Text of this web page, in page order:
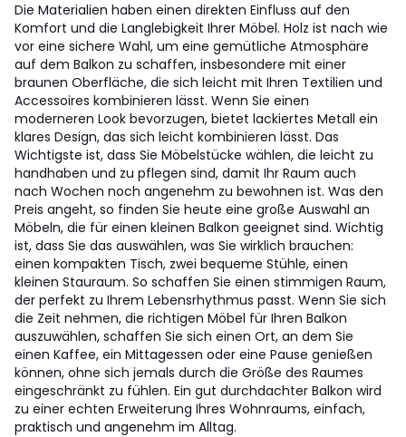
Die Materialien haben einen direkten Einfluss auf den
Komfort und die Langlebigkeit Ihrer Möbel. Holz ist nach wie
vor eine sichere Wahl, um eine gemütliche Atmosphäre
auf dem Balkon zu schaffen, insbesondere mit einer
braunen Oberfläche, die sich leicht mit Ihren Textilien und
Accessoires kombinieren lässt. Wenn Sie einen
moderneren Look bevorzugen, bietet lackiertes Metall ein
klares Design, das sich leicht kombinieren lässt. Das
Wichtigste ist, dass Sie Möbelstücke wählen, die leicht zu
handhaben und zu pflegen sind, damit Ihr Raum auch
nach Wochen noch angenehm zu bewohnen ist. Was den
Preis angeht, so finden Sie heute eine große Auswahl an
Möbeln, die für einen kleinen Balkon geeignet sind. Wichtig
ist, dass Sie das auswählen, was Sie wirklich brauchen:
einen kompakten Tisch, zwei bequeme Stühle, einen
kleinen Stauraum. So schaffen Sie einen stimmigen Raum,
der perfekt zu Ihrem Lebensrhythmus passt. Wenn Sie sich
die Zeit nehmen, die richtigen Möbel für Ihren Balkon
auszuwählen, schaffen Sie sich einen Ort, an dem Sie
einen Kaffee, ein Mittagessen oder eine Pause genießen
können, ohne sich jemals durch die Größe des Raumes
eingeschränkt zu fühlen. Ein gut durchdachter Balkon wird
zu einer echten Erweiterung Ihres Wohnraums, einfach,
praktisch und angenehm im Alltag.